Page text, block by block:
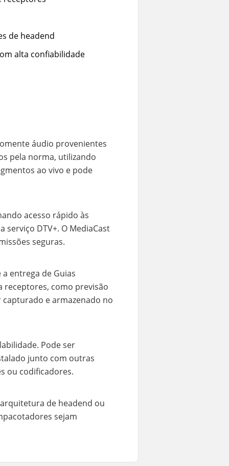
de headend
alta confiabilidade
áudio provenientes
pela norma, utilizando
ao vivo e pode
acesso rápido às
DTV+. O MediaCast
seguras.
entrega de Guias
receptores, como previsão
e armazenado no
Pode ser
junto com outras
ou codificadores.
de headend ou
sejam